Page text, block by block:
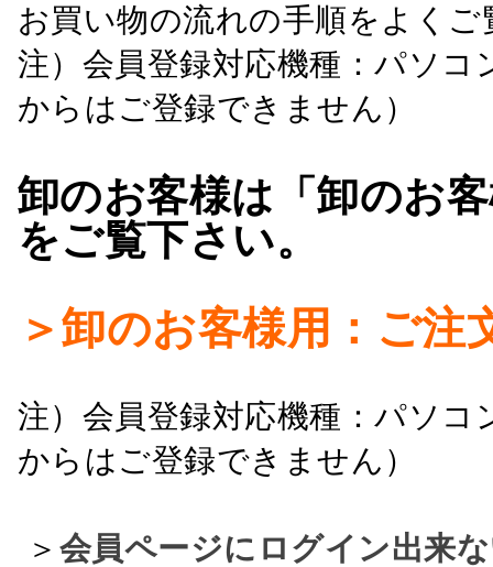
お買い物の流れの手順をよくご
注）会員登録対応機種：パソ
からはご登録できません）
卸のお客様は「卸のお
をご覧下さい。
＞卸のお客様用：ご注
注）会員登録対応機種：パソ
からはご登録できません）
＞ 会員ページにログイン出来